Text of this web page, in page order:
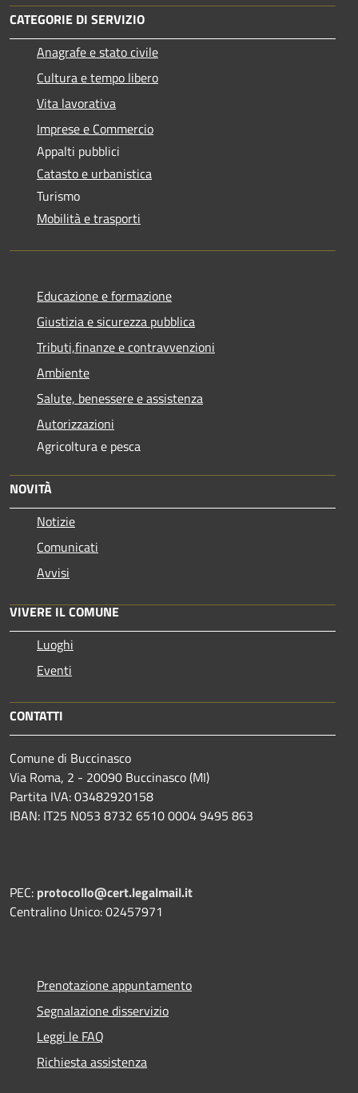
CATEGORIE DI SERVIZIO
Anagrafe e stato civile
Cultura e tempo libero
Vita lavorativa
Imprese e Commercio
Appalti pubblici
Catasto e urbanistica
Turismo
Mobilità e trasporti
Educazione e formazione
Giustizia e sicurezza pubblica
Tributi,finanze e contravvenzioni
Ambiente
Salute, benessere e assistenza
Autorizzazioni
Agricoltura e pesca
NOVITÀ
Notizie
Comunicati
Avvisi
VIVERE IL COMUNE
Luoghi
Eventi
CONTATTI
Comune di Buccinasco
Via Roma, 2 - 20090 Buccinasco (MI)
Partita IVA: 03482920158
IBAN: IT25 N053 8732 6510 0004 9495 863
PEC: protocollo@cert.legalmail.it
Centralino Unico: 02457971
Prenotazione appuntamento
Segnalazione disservizio
Leggi le FAQ
Richiesta assistenza